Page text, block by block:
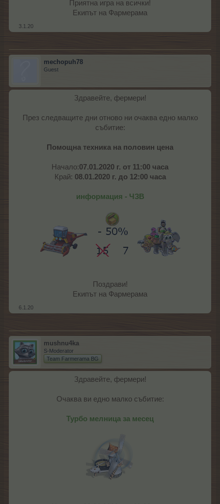
Приятна игра на всички!
Екипът на Фармерама​
3.1.20
mechopuh78
Guest
Здравейте, фермери!
През следващите дни отново ни очаква едно малко
събитие:
Помощна техника на половин цена
Начало:07.01.2020 г. от 11:00 часа
Край: 08.01.2020 г. до 12:00 часа
информация - ЧЗВ
Поздрави!
Екипът на Фармерама​
6.1.20
mushnu4ka
S-Moderator
Team Farmerama BG
Здравейте, фермери!
Очаква ви едно малко събитие:
Турбо мелница за месец